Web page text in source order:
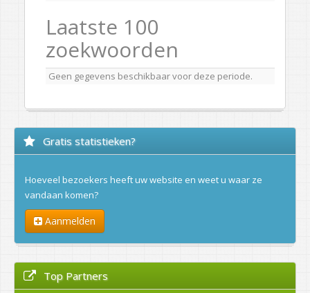
Laatste 100
zoekwoorden
Geen gegevens beschikbaar voor deze periode.
Gratis statistieken?
Hoeveel bezoekers heeft uw website en weet u waar ze
vandaan komen?
Aanmelden
Top Partners